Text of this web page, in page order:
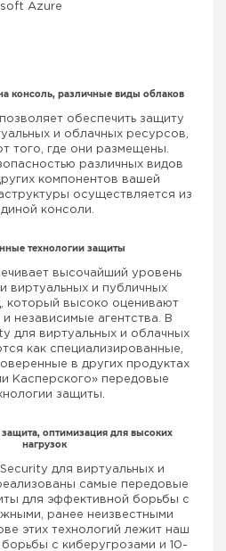
Azure
консоль, различные виды облаков
обеспечить защиту
и облачных ресурсов,
того, где они размещены.
различных видов
компонентов вашей
осуществляется из
консоли.
технологии защиты
высочайший уровень
виртуальных и публичных
который высоко оценивают
независимые агентства. В
для виртуальных и облачных
как специализированные,
в других продуктах
Касперского» передовые
защиты.
оптимизация для высоких
нагрузок
для виртуальных и
самые передовые
для эффективной борьбы с
ранее неизвестными
этих технологий лежит наш
с киберугрозами и 10-